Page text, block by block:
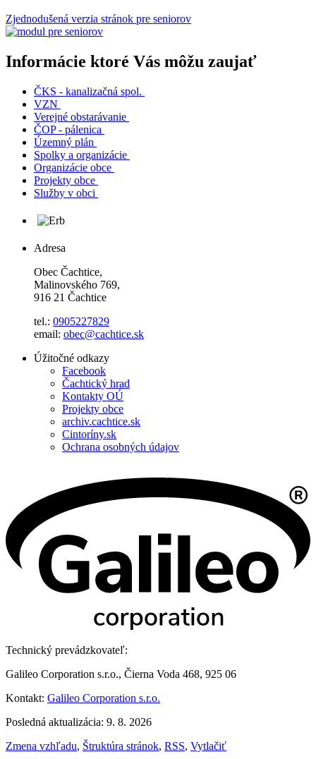
Zjednodušená verzia stránok pre seniorov
Informácie ktoré Vás môžu zaujať
ČKS - kanalizačná spol.
VZN
Verejné obstarávanie
ČOP - pálenica
Územný plán
Spolky a organizácie
Organizácie obce
Projekty obce
Služby v obci
Adresa
Obec Čachtice,
Malinovského 769,
916 21 Čachtice
tel.: 0905227829
email: obec@cachtice.sk
Úžitočné odkazy
Facebook
Čachtický hrad
Kontakty OÚ
Projekty obce
archiv.cachtice.sk
Cintoríny.sk
Ochrana osobných údajov
Technický prevádzkovateľ:
Galileo Corporation s.r.o., Čierna Voda 468, 925 06
Kontakt: Galileo Corporation s.r.o.
Posledná aktualizácia: 9. 8. 2026
Zmena vzhľadu, Štruktúra stránok, RSS, Vytlačiť